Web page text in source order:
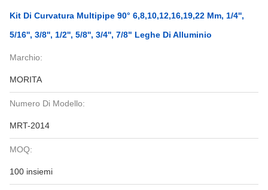
Kit Di Curvatura Multipipe 90° 6,8,10,12,16,19,22 Mm, 1/4'',
5/16'', 3/8'', 1/2'', 5/8'', 3/4'', 7/8" Leghe Di Alluminio
Marchio:
MORITA
Numero Di Modello:
MRT-2014
MOQ:
100 insiemi